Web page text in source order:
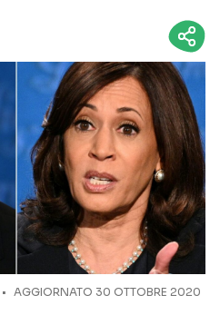
AGGIORNATO 30 OTTOBRE 2020